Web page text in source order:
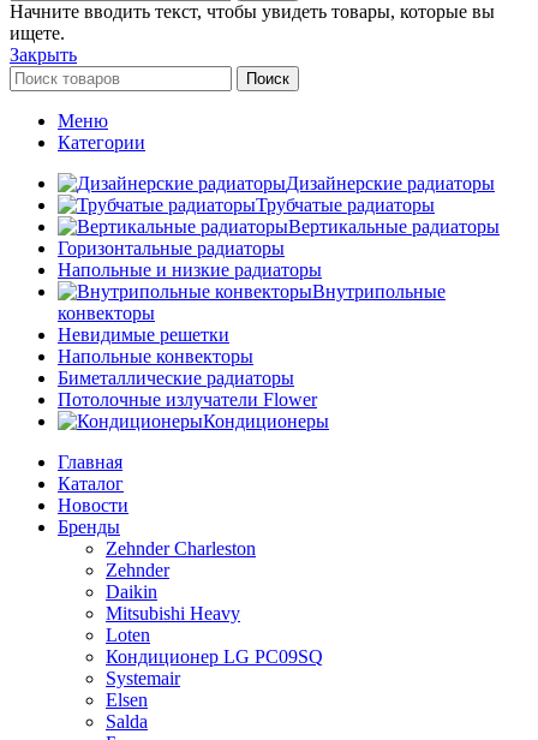
Начните вводить текст, чтобы увидеть товары, которые вы
ищете.
Закрыть
Поиск
Меню
Категории
Дизайнерские радиаторы
Трубчатые радиаторы
Вертикальные радиаторы
Горизонтальные радиаторы
Напольные и низкие радиаторы
Внутрипольные
конвекторы
Невидимые решетки
Напольные конвекторы
Биметаллические радиаторы
Потолочные излучатели Flower
Кондиционеры
Главная
Каталог
Новости
Бренды
Zehnder Charleston
Zehnder
Daikin
Mitsubishi Heavy
Loten
Кондиционер LG PC09SQ
Systemair
Elsen
Salda